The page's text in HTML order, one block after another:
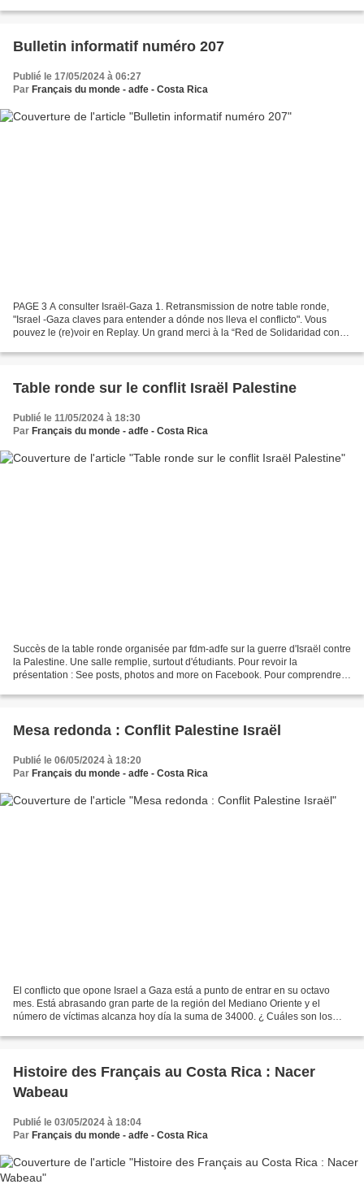
Bulletin informatif numéro 207
Publié le 17/05/2024 à 06:27
Par Français du monde - adfe - Costa Rica
PAGE 3 A consulter Israël-Gaza 1. Retransmission de notre table ronde,
"Israel -Gaza claves para entender a dónde nos lleva el conflicto". Vous
pouvez le (re)voir en Replay. Un grand merci à la “Red de Solidaridad con
Table ronde sur le conflit Israël Palestine
Publié le 11/05/2024 à 18:30
Par Français du monde - adfe - Costa Rica
Succès de la table ronde organisée par fdm-adfe sur la guerre d'Israël contre
la Palestine. Une salle remplie, surtout d'étudiants. Pour revoir la
présentation : See posts, photos and more on Facebook. Pour comprendre
Mesa redonda : Conflit Palestine Israël
Publié le 06/05/2024 à 18:20
Par Français du monde - adfe - Costa Rica
El conflicto que opone Israel a Gaza está a punto de entrar en su octavo
mes. Está abrasando gran parte de la región del Mediano Oriente y el
número de víctimas alcanza hoy día la suma de 34000. ¿ Cuáles son los
Histoire des Français au Costa Rica : Nacer
Wabeau
Publié le 03/05/2024 à 18:04
Par Français du monde - adfe - Costa Rica